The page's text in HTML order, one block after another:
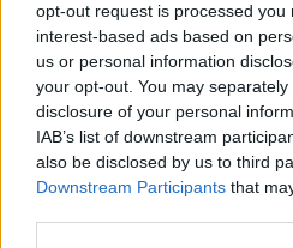
opt-out request is processed you
interest-based ads based on
us or personal information
your opt-out. You may
disclosure of your personal
IAB’s list of downstream
also be disclosed by us to third
Downstream Participants that